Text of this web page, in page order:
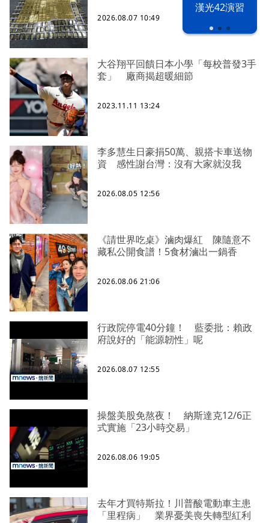
漢光42演習
2026.08.07 10:49
大谷翔平回饋日本小學「每校普發3手
套」 廠商揭超暖細節
2023.11.11 13:24
李多慧生日豪捐50萬、親搭卡車送物
資 感性謝台灣：沒有大家就沒我
2026.08.05 12:56
《請世界吃桌》滷肉爆紅 陳隨意不
藏私公開食譜！5食材滷出一鍋香
2026.08.06 21:06
行政院停電40分鐘！ 藍委批：賴政
府說好的「能源韌性」呢
2026.08.07 12:55
操盤美股免熬夜！ 納斯達克12/6正
式實施「23小時交易」
2026.08.06 19:05
去年才買特斯拉！川普酸電動車主患
「里程病」 業界憂美喪失轉型紅利